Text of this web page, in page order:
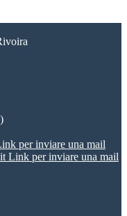
per inviare una mail
Link per inviare una mail